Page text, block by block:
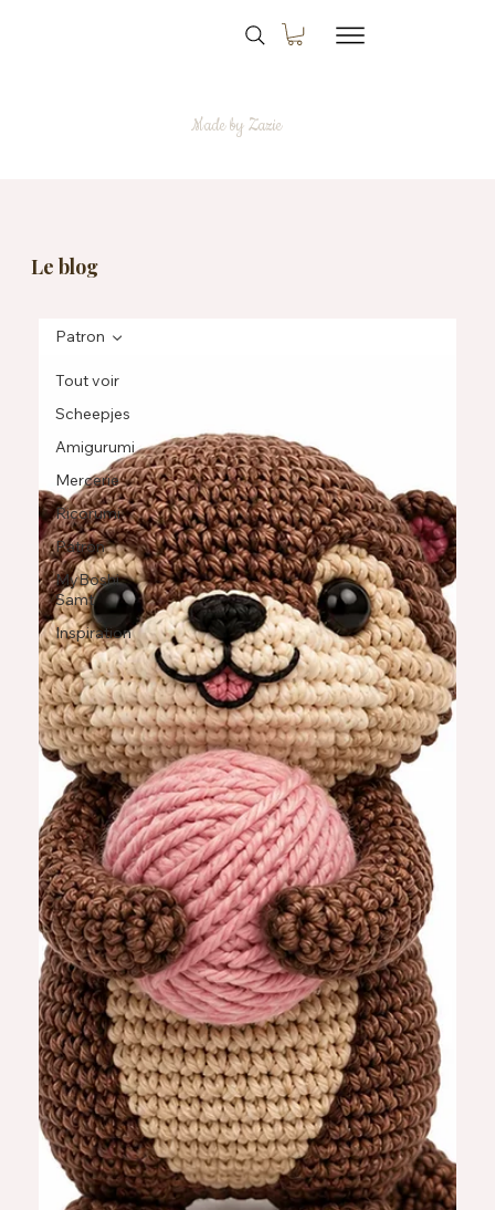
Made by Zazie
Le blog
Tout voir
Scheepjes
Amigurumi
Mercerie
Ricorumi
Patron
MyBoshi
Samt
Inspiration
Patron